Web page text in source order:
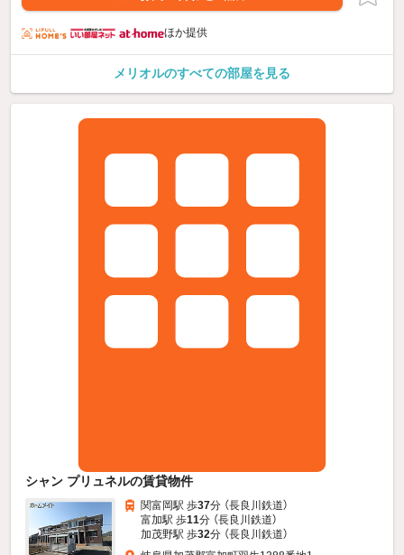
ほか提供
メリオルのすべての部屋を見る
シャン プリュネルの賃貸物件
関富岡駅 歩37分 （長良川鉄道）
富加駅 歩11分 （長良川鉄道）
加茂野駅 歩32分 （長良川鉄道）